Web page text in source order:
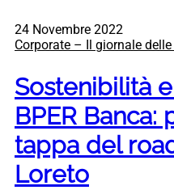
24 Novembre 2022
Corporate – Il giornale
Sostenibilità
BPER Banca:
tappa del
Loreto